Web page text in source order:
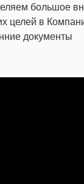
большое
целей в
документы